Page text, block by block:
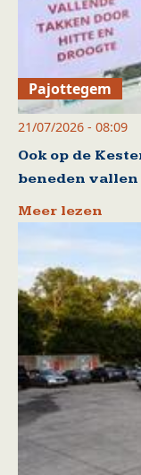
Pajottegem
21/07/2026 - 08:09
Ook op de
beneden vallen
Meer lezen